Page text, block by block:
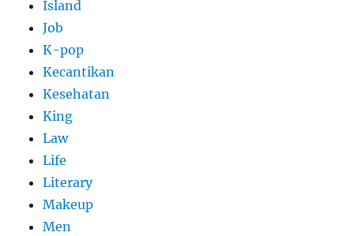
Island
Job
K-pop
Kecantikan
Kesehatan
King
Law
Life
Literary
Makeup
Men